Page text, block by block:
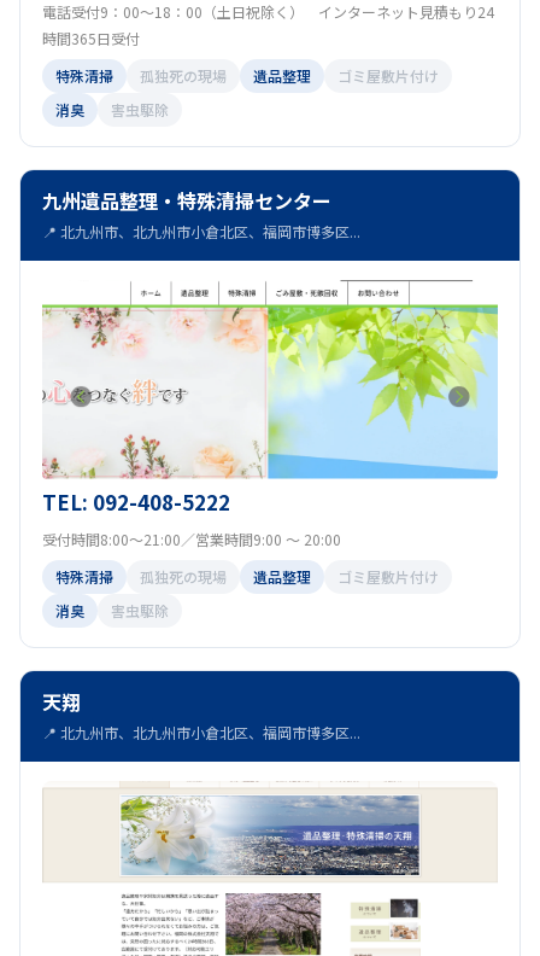
電話受付9：00～18：00（土日祝除く） インターネット見積もり24
時間365日受付
特殊清掃
孤独死の現場 遺品整理
ゴミ屋敷片付け
消臭
害虫駆除
九州遺品整理・特殊清掃センター
📍 北九州市、北九州市小倉北区、福岡市博多区...
TEL: 092-408-5222
受付時間8:00～21:00／営業時間9:00 ～ 20:00
特殊清掃
孤独死の現場 遺品整理
ゴミ屋敷片付け
消臭
害虫駆除
天翔
📍 北九州市、北九州市小倉北区、福岡市博多区...